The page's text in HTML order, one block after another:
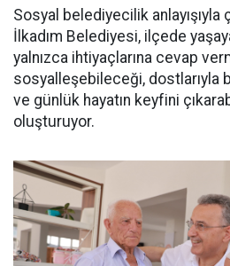
Sosyal belediyecilik anlayışıyla
İlkadım Belediyesi, ilçede
yalnızca ihtiyaçlarına cevap
sosyalleşebileceği, dostlarıyla
ve günlük hayatın keyfini
oluşturuyor.